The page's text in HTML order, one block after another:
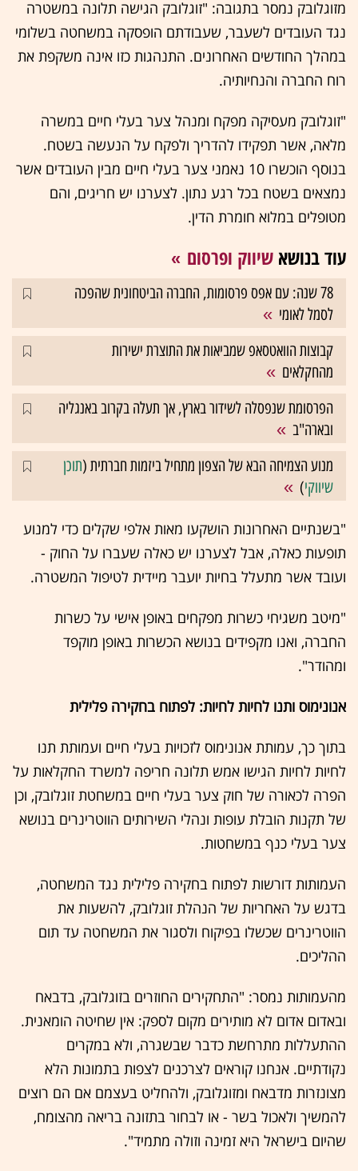
מזוגלובק נמסר בתגובה: "זוגלובק הגישה תלונה במשטרה
נגד העובדים לשעבר, שעבודתם הופסקה במשחטה בשלומי
במהלך החודשים האחרונים. התנהגות כזו אינה משקפת את
רוח החברה והנחיותיה.
"זוגלובק מעסיקה מפקח ומנהל צער בעלי חיים במשרה
מלאה, אשר תפקידו להדריך ולפקח על הנעשה בשטח.
בנוסף הוכשרו 10 נאמני צער בעלי חיים מבין העובדים אשר
נמצאים בשטח בכל רגע נתון. לצערנו יש חריגים, והם
מטופלים במלוא חומרת הדין.
עוד בנושא שיווק ופרסום
78 שנה: עם אפס פרסומות, החברה הביטחונית שהפכה
לסמל לאומי
קבוצות הוואטסאפ שמביאות את התוצרת ישירות
מהחקלאים
הפרסומת שנפסלה לשידור בארץ, אך תעלה בקרוב באנגליה
ובארה"ב
מנוע הצמיחה הבא של הצפון מתחיל ביזמות חברתית (תוכן
שיווקי)
"בשנתיים האחרונות הושקעו מאות אלפי שקלים כדי למנוע
תופעות כאלה, אבל לצערנו יש כאלה שעברו על החוק -
ועובד אשר מתעלל בחיות יועבר מיידית לטיפול המשטרה.
"מיטב משגיחי כשרות מפקחים באופן אישי על כשרות
החברה, ואנו מקפידים בנושא הכשרות באופן מוקפד
ומהודר".
אנונימוס ותנו לחיות לחיות: לפתוח בחקירה פלילית
בתוך כך, עמותת אנונימוס לזכויות בעלי חיים ועמותת תנו
לחיות לחיות הגישו אמש תלונה חריפה למשרד החקלאות על
הפרה לכאורה של חוק צער בעלי חיים במשחטת זוגלובק, וכן
של תקנות הובלת עופות ונהלי השירותים הווטרינרים בנושא
צער בעלי כנף במשחטות.
העמותות דורשות לפתוח בחקירה פלילית נגד המשחטה,
בדגש על האחריות של הנהלת זוגלובק, להשעות את
הווטרינרים שכשלו בפיקוח ולסגור את המשחטה עד תום
ההליכים.
מהעמותות נמסר: "התחקירים החוזרים בזוגלובק, בדבאח
ובאדום אדום לא מותירים מקום לספק: אין שחיטה הומאנית.
ההתעללות מתרחשת כדבר שבשגרה, ולא במקרים
נקודתיים. אנחנו קוראים לצרכנים לצפות בתמונות הלא
מצונזרות מדבאח ומזוגלובק, ולהחליט בעצמם אם הם רוצים
להמשיך ולאכול בשר - או לבחור בתזונה בריאה מהצומח,
שהיום בישראל היא זמינה וזולה מתמיד".